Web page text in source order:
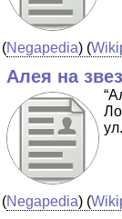
(Negapedia) (
Алея на
(Negapedia) (